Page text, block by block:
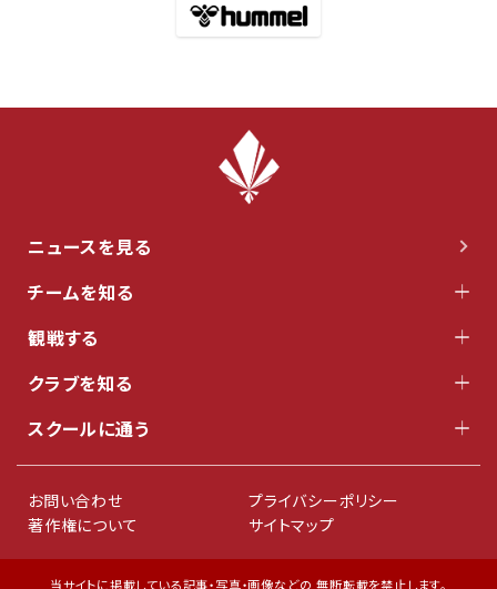
ニュースを見る
チームを知る
観戦する
クラブを知る
スクールに通う
お問い合わせ
プライバシーポリシー
著作権について
サイトマップ
当サイトに掲載している記事・写真・画像などの 無断転載を禁止します。